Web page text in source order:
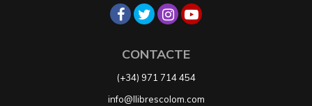
CONTACTE
(+34) 971 714 454
info@llibrescolom.com